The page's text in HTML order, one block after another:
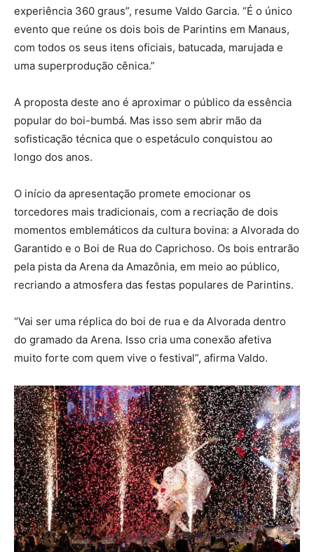
experiência 360 graus”, resume Valdo Garcia. “É o único
evento que reúne os dois bois de Parintins em Manaus,
com todos os seus itens oficiais, batucada, marujada e
uma superprodução cênica.”
A proposta deste ano é aproximar o público da essência
popular do boi-bumbá. Mas isso sem abrir mão da
sofisticação técnica que o espetáculo conquistou ao
longo dos anos.
O início da apresentação promete emocionar os
torcedores mais tradicionais, com a recriação de dois
momentos emblemáticos da cultura bovina: a Alvorada do
Garantido e o Boi de Rua do Caprichoso. Os bois entrarão
pela pista da Arena da Amazônia, em meio ao público,
recriando a atmosfera das festas populares de Parintins.
“Vai ser uma réplica do boi de rua e da Alvorada dentro
do gramado da Arena. Isso cria uma conexão afetiva
muito forte com quem vive o festival”, afirma Valdo.